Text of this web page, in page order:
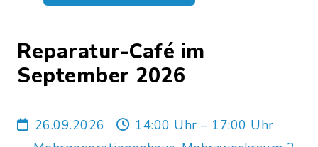
Reparatur-Café im
September 2026
26.09.2026
14:00 Uhr – 17:00 Uhr